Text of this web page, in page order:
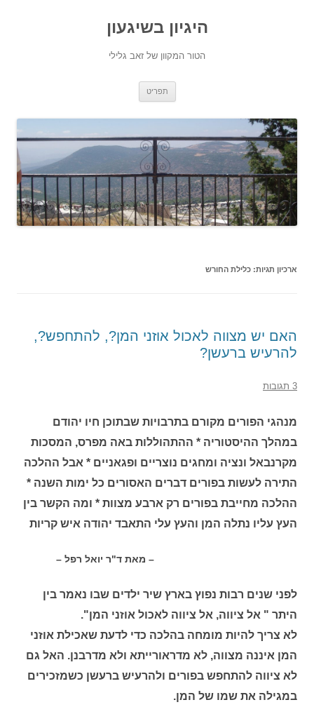
היגיון בשיגעון
הטור המקוון של זאב גלילי
תפריט
ארכיון תגיות: כלילת החורש
האם יש מצווה לאכול אוזני המן?, להתחפש?,
להרעיש ברעשן?
3 תגובות
מנהגי הפורים מקורם בתרבויות שבתוכן חיו יהודם
במהלך ההיסטוריה * ההתהוללות באה מפרס, המסכות
מקרנבאל ונציה ומחגים נוצריים ופגאניים * אבל ההלכה
התירה לעשות בפורים דברים האסורים כל ימות השנה *
ההלכה מחייבת בפורים רק ארבע מצוות * ומה הקשר בין
העץ עליו נתלה המן והעץ עלי התאבד יהודה איש קריות
– מאת ד"ר יואל רפל –
לפני שנים רבות נפוץ בארץ שיר ילדים שבו נאמר בין
היתר " אל ציווה, אל ציווה לאכול אוזני המן".
לא צריך להיות מומחה בהלכה כדי לדעת שאכילת אוזני
המן איננה מצווה, לא מדראורייתא ולא מדרבנן. האל גם
לא ציווה להתחפש בפורים ולהרעיש ברעשן כשמזכירים
במגילה את שמו של המן.